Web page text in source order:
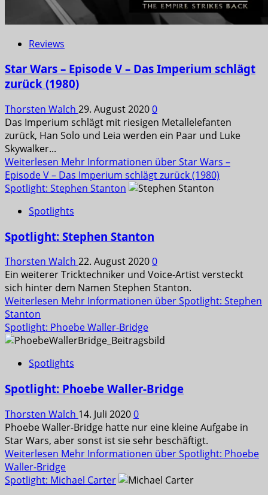
Reviews
Star Wars – Episode V – Das Imperium schlägt
zurück (1980)
Thorsten Walch 29. August 20200
Das Imperium schlägt mit riesigen Metallelefanten
zurück, Han Solo und Leia werden ein Paar und Luke
Skywalker...
Weiterlesen Mehr Informationen über Star Wars –
Episode V – Das Imperium schlägt zurück (1980)
Spotlight: Stephen Stanton
Spotlights
Spotlight: Stephen Stanton
Thorsten Walch 22. August 20200
Ein weiterer Tricktechniker und Voice-Artist versteckt
sich hinter dem Namen Stephen Stanton.
Weiterlesen Mehr Informationen über Spotlight: Stephen
Stanton
Spotlight: Phoebe Waller-Bridge
Spotlights
Spotlight: Phoebe Waller-Bridge
Thorsten Walch 14. Juli 20200
Phoebe Waller-Bridge hatte nur eine kleine Aufgabe in
Star Wars, aber sonst ist sie sehr beschäftigt.
Weiterlesen Mehr Informationen über Spotlight: Phoebe
Waller-Bridge
Spotlight: Michael Carter